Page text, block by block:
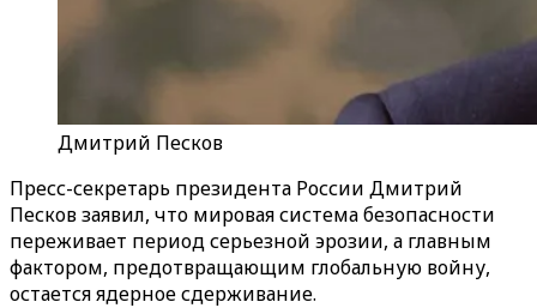
Дмитрий Песков
Пресс-секретарь президента России Дмитрий
Песков заявил, что мировая система безопасности
переживает период серьезной эрозии, а главным
фактором, предотвращающим глобальную войну,
остается ядерное сдерживание.